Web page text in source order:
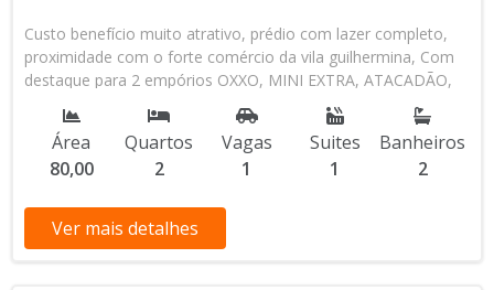
Custo benefício muito atrativo, prédio com lazer completo,
proximidade com o forte comércio da vila guilhermina, Com
destaque para 2 empórios OXXO, MINI EXTRA, ATACADÃO,
PAMER Panificadora, restaurantes, japones, arabe, grego,
Farmacias, Escolas particulares, municipais, estaduais, Pronto
Socorro, Igesp Hospital Particular. corra e agende sua visita,
chega de alugar, para morar ou investir, imóvel é sempre o
Financiamento bancário Taxas mensais: Condominio
R$560,00 / IPTU R$360,00 Valor R$515.000,00 (13) 3034-3300
Área
80,00
Quartos
2
Vagas
1
Suites
1
Banheiros
2
Ver mais detalhes